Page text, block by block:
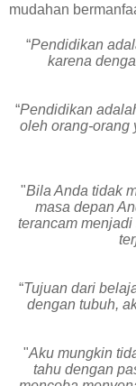
mudahan
“Pendidikan
karena
“Pendidikan
oleh orang-orang
"Bila Anda tidak
masa depan
terancam
“Tujuan dari
dengan tubuh,
"Aku mungkin
tahu dengan